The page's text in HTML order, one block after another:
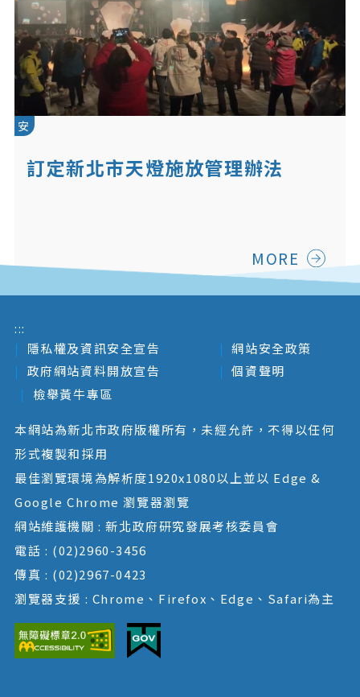
安
訂定新北市天燈施放管理辦法
MORE
:::
隱私權及資訊安全宣告
網站安全政策
政府網站資料開放宣告
個資聲明
檢舉黃牛專區
本網站為新北市政府版權所有，未經允許，不得以任何
形式複製和採用
最佳瀏覽環境為解析度1920x1080以上並以 Edge &
Google Chrome 瀏覽器瀏覽
網站維護機關 : 新北政府研究發展考核委員會
電話 : (02)2960-3456
傳真 : (02)2967-0423
瀏覽器支援 : Chrome、Firefox、Edge、Safari為主